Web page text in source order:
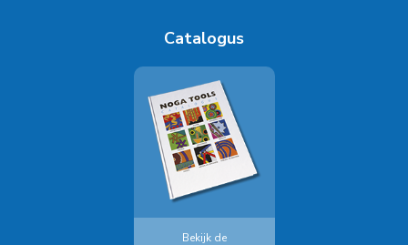
Catalogus
Bekijk de